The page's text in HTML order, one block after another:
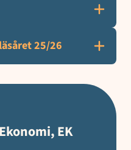
25/26
EK